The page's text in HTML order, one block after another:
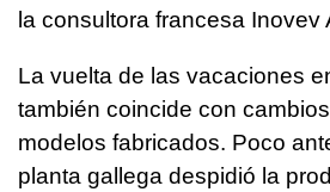
la consultora francesa Inovev
La vuelta de las vacaciones
también coincide con
modelos fabricados. Poco
planta gallega despidió la